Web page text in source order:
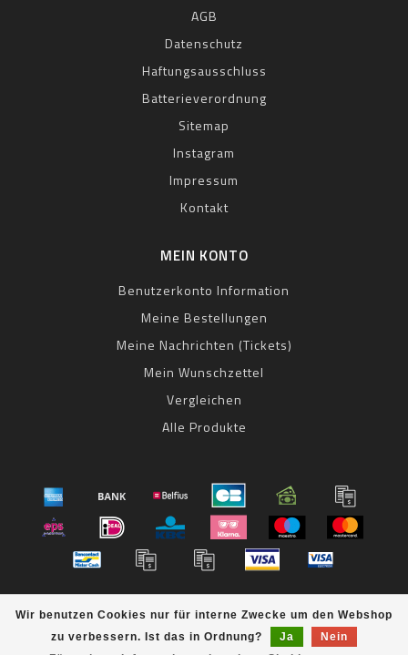
Wir benutzen Cookies nur für interne Zwecke um den Webshop
zu verbessern. Ist das in Ordnung?
Ja
Nein
AGB
Datenschutz
Haftungsausschluss
Batterieverordnung
Sitemap
Instagram
Impressum
Kontakt
MEIN KONTO
Benutzerkonto Information
Meine Bestellungen
Meine Nachrichten (Tickets)
Mein Wunschzettel
Vergleichen
Alle Produkte
© Copyright 2026 bestbike RADSPORT Andreas Kommer -
Powered byLightspeed- Theme byDyvelopment
bestbike scores a 10 out of klantbeoordelingen at